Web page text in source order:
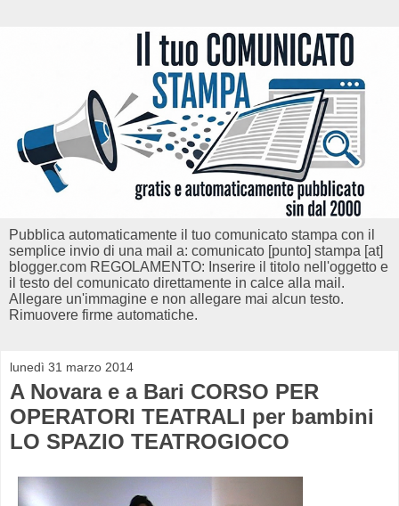
Pubblica automaticamente il tuo comunicato stampa con il
semplice invio di una mail a: comunicato [punto] stampa [at]
blogger.com REGOLAMENTO: Inserire il titolo nell'oggetto e
il testo del comunicato direttamente in calce alla mail.
Allegare un'immagine e non allegare mai alcun testo.
Rimuovere firme automatiche.
lunedì 31 marzo 2014
A Novara e a Bari CORSO PER
OPERATORI TEATRALI per bambini
LO SPAZIO TEATROGIOCO